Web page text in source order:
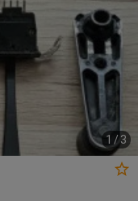
1 /3